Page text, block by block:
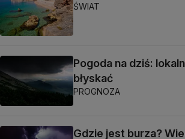
ŚWIAT
Pogoda na dziś:
błyskać
PROGNOZA
Gdzie jest burza?